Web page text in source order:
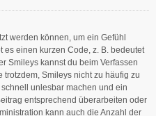
werden können, um ein Gefühl
einen kurzen Code, z. B. bedeutet
Smileys kannst du beim Verfassen
Smileys nicht zu häufig zu
unlesbar machen und ein
entsprechend überarbeiten oder
kann auch die Anzahl der